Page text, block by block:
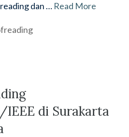
dan … Read More
di Surakarta